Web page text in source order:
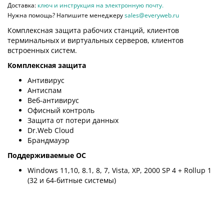
Доставка: ключ и инструкция на электронную почту.
Нужна помощь? Напишите менеджеруsales@everyweb.ru
Комплексная защита рабочих станций, клиентов
терминальных и виртуальных серверов, клиентов
встроенных систем.
Комплексная защита
Антивирус
Антиспам
Веб-антивирус
Офисный контроль
Защита от потери данных
Dr.Web Cloud
Брандмауэр
Поддерживаемые ОС
Windows 11,10, 8.1, 8, 7, Vista, XP, 2000 SP 4 + Rollup 1
(32 и 64-битные системы)